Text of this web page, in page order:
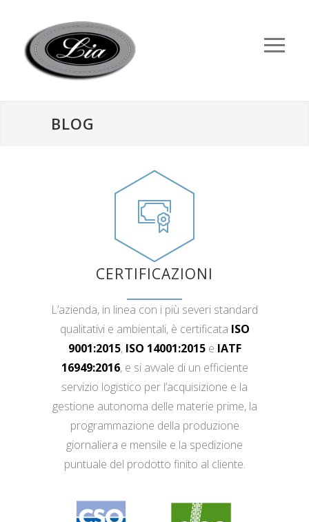
BLOG
CERTIFICAZIONI
L’azienda, in linea con i più severi standard
qualitativi e ambientali, è certificata ISO
9001:2015, ISO 14001:2015e IATF
16949:2016, e si avvale di un efficiente
servizio logistico per l’acquisizione e la
gestione autonoma delle materie prime, la
programmazione della produzione
giornaliera e mensile e la spedizione
puntuale del prodotto finito al cliente.